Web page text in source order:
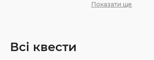
Показати ще
Всі квести